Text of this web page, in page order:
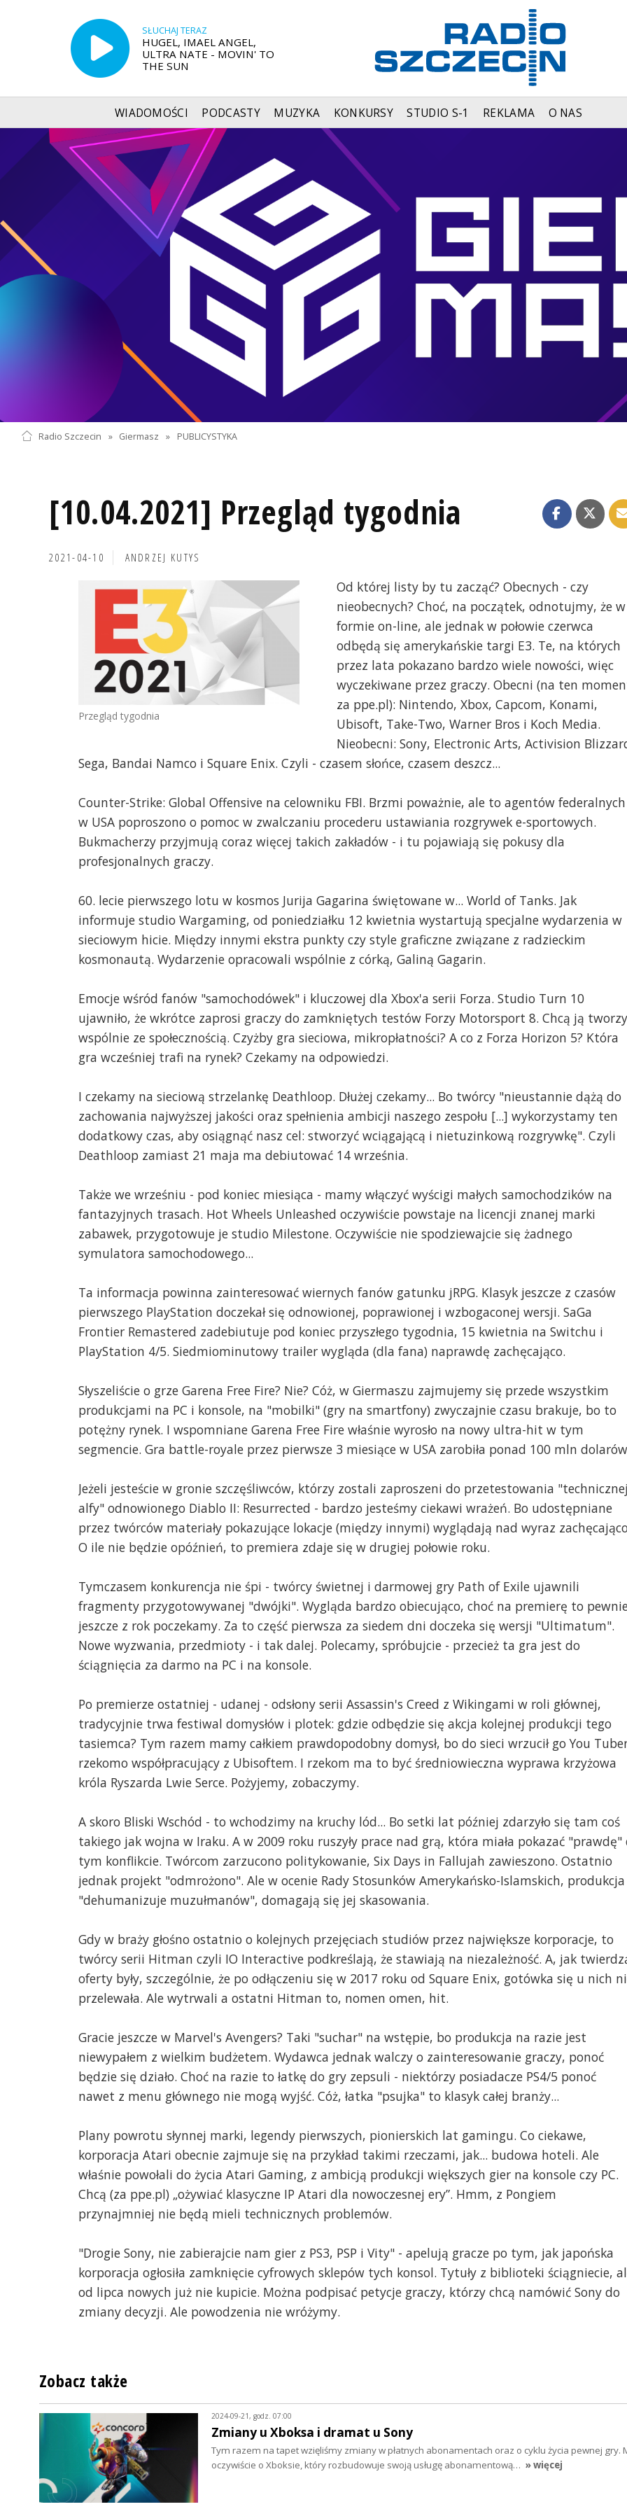
SŁUCHAJ TERAZ
HUGEL, IMAEL ANGEL,
ULTRA NATE - MOVIN' TO
THE SUN
WIADOMOŚCI PODCASTY MUZYKA KONKURSY STUDIO S-1 REKLAMA O NAS
Radio Szczecin » Giermasz » PUBLICYSTYKA
[10.04.2021] Przegląd tygodnia
2021-04-10 ANDRZEJ KUTYS
Przegląd tygodnia
Od której listy by tu zacząć? Obecnych - czy
nieobecnych? Choć, na początek, odnotujmy, że w
formie on-line, ale jednak w połowie czerwca
odbędą się amerykańskie targi E3. Te, na których
przez lata pokazano bardzo wiele nowości, więc
wyczekiwane przez graczy. Obecni (na ten
za ppe.pl): Nintendo, Xbox, Capcom, Konami,
Ubisoft, Take-Two, Warner Bros i Koch Media.
Nieobecni: Sony, Electronic Arts, Activision
Sega, Bandai Namco i Square Enix. Czyli - czasem słońce, czasem deszcz...
Counter-Strike: Global Offensive na celowniku FBI. Brzmi poważnie, ale to agentów federalnych
w USA poproszono o pomoc w zwalczaniu procederu ustawiania rozgrywek e-sportowych.
Bukmacherzy przyjmują coraz więcej takich zakładów - i tu pojawiają się pokusy dla
profesjonalnych graczy.
60. lecie pierwszego lotu w kosmos Jurija Gagarina świętowane w... World of Tanks. Jak
informuje studio Wargaming, od poniedziałku 12 kwietnia wystartują specjalne wydarzenia w
sieciowym hicie. Między innymi ekstra punkty czy style graficzne związane z radzieckim
kosmonautą. Wydarzenie opracowali wspólnie z córką, Galiną Gagarin.
Emocje wśród fanów "samochodówek" i kluczowej dla Xbox'a serii Forza. Studio Turn 10
ujawniło, że wkrótce zaprosi graczy do zamkniętych testów Forzy Motorsport 8. Chcą ją
wspólnie ze społecznością. Czyżby gra sieciowa, mikropłatności? A co z Forza Horizon 5? Która
gra wcześniej trafi na rynek? Czekamy na odpowiedzi.
I czekamy na sieciową strzelankę Deathloop. Dłużej czekamy... Bo twórcy "nieustannie dążą do
zachowania najwyższej jakości oraz spełnienia ambicji naszego zespołu [...] wykorzystamy ten
dodatkowy czas, aby osiągnąć nasz cel: stworzyć wciągającą i nietuzinkową rozgrywkę". Czyli
Deathloop zamiast 21 maja ma debiutować 14 września.
Także we wrześniu - pod koniec miesiąca - mamy włączyć wyścigi małych samochodzików na
fantazyjnych trasach. Hot Wheels Unleashed oczywiście powstaje na licencji znanej marki
zabawek, przygotowuje je studio Milestone. Oczywiście nie spodziewajcie się żadnego
symulatora samochodowego...
Ta informacja powinna zainteresować wiernych fanów gatunku jRPG. Klasyk jeszcze z czasów
pierwszego PlayStation doczekał się odnowionej, poprawionej i wzbogaconej wersji. SaGa
Frontier Remastered zadebiutuje pod koniec przyszłego tygodnia, 15 kwietnia na Switchu i
PlayStation 4/5. Siedmiominutowy trailer wygląda (dla fana) naprawdę zachęcająco.
Słyszeliście o grze Garena Free Fire? Nie? Cóż, w Giermaszu zajmujemy się przede wszystkim
produkcjami na PC i konsole, na "mobilki" (gry na smartfony) zwyczajnie czasu brakuje, bo to
potężny rynek. I wspomniane Garena Free Fire właśnie wyrosło na nowy ultra-hit w tym
segmencie. Gra battle-royale przez pierwsze 3 miesiące w USA zarobiła ponad 100 mln
Jeżeli jesteście w gronie szczęśliwców, którzy zostali zaproszeni do przetestowania "technicznej
alfy" odnowionego Diablo II: Resurrected - bardzo jesteśmy ciekawi wrażeń. Bo udostępniane
przez twórców materiały pokazujące lokacje (między innymi) wyglądają nad wyraz
O ile nie będzie opóźnień, to premiera zdaje się w drugiej połowie roku.
Tymczasem konkurencja nie śpi - twórcy świetnej i darmowej gry Path of Exile ujawnili
fragmenty przygotowywanej "dwójki". Wygląda bardzo obiecująco, choć na premierę to
jeszcze z rok poczekamy. Za to część pierwsza za siedem dni doczeka się wersji "Ultimatum".
Nowe wyzwania, przedmioty - i tak dalej. Polecamy, spróbujcie - przecież ta gra jest do
ściągnięcia za darmo na PC i na konsole.
Po premierze ostatniej - udanej - odsłony serii Assassin's Creed z Wikingami w roli głównej,
tradycyjnie trwa festiwal domysłów i plotek: gdzie odbędzie się akcja kolejnej produkcji tego
tasiemca? Tym razem mamy całkiem prawdopodobny domysł, bo do sieci wrzucił go You
rzekomo współpracujący z Ubisoftem. I rzekom ma to być średniowieczna wyprawa krzyżowa
króla Ryszarda Lwie Serce. Pożyjemy, zobaczymy.
A skoro Bliski Wschód - to wchodzimy na kruchy lód... Bo setki lat później zdarzyło się tam coś
takiego jak wojna w Iraku. A w 2009 roku ruszyły prace nad grą, która miała pokazać "prawdę"
tym konflikcie. Twórcom zarzucono politykowanie, Six Days in Fallujah zawieszono. Ostatnio
jednak projekt "odmrożono". Ale w ocenie Rady Stosunków Amerykańsko-Islamskich, produkcja
"dehumanizuje muzułmanów", domagają się jej skasowania.
Gdy w braży głośno ostatnio o kolejnych przejęciach studiów przez największe korporacje, to
twórcy serii Hitman czyli IO Interactive podkreślają, że stawiają na niezależność. A, jak
oferty były, szczególnie, że po odłączeniu się w 2017 roku od Square Enix, gotówka się u nich
przelewała. Ale wytrwali a ostatni Hitman to, nomen omen, hit.
Gracie jeszcze w Marvel's Avengers? Taki "suchar" na wstępie, bo produkcja na razie jest
niewypałem z wielkim budżetem. Wydawca jednak walczy o zainteresowanie graczy, ponoć
będzie się działo. Choć na razie to łatkę do gry zepsuli - niektórzy posiadacze PS4/5 ponoć
nawet z menu głównego nie mogą wyjść. Cóż, łatka "psujka" to klasyk całej branży...
Plany powrotu słynnej marki, legendy pierwszych, pionierskich lat gamingu. Co ciekawe,
korporacja Atari obecnie zajmuje się na przykład takimi rzeczami, jak... budowa hoteli. Ale
właśnie powołali do życia Atari Gaming, z ambicją produkcji większych gier na konsole czy PC.
Chcą (za ppe.pl) „ożywiać klasyczne IP Atari dla nowoczesnej ery”. Hmm, z Pongiem
przynajmniej nie będą mieli technicznych problemów.
"Drogie Sony, nie zabierajcie nam gier z PS3, PSP i Vity" - apelują gracze po tym, jak japońska
korporacja ogłosiła zamknięcie cyfrowych sklepów tych konsol. Tytuły z biblioteki ściągniecie,
od lipca nowych już nie kupicie. Można podpisać petycje graczy, którzy chcą namówić Sony do
zmiany decyzji. Ale powodzenia nie wróżymy.
Zobacz także
2024-09-21, godz. 07:00
Zmiany u Xboksa i dramat u Sony
Tym razem na tapet wzięliśmy zmiany w płatnych abonamentach oraz o cyklu życia pewnej gry.
oczywiście o Xboksie, który rozbudowuje swoją usługę abonamentową… » więcej